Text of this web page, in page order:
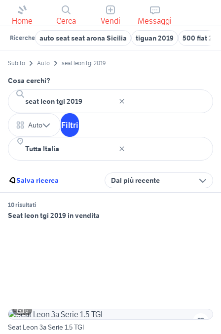
Home Cerca Vendi Messaggi
Ricerche auto seat seat arona Sicilia tiguan 2019 500 fiat
Subito Auto seat leon tgi 2019
Cosa cerchi?
Auto Filtri
Salva ricerca Dal più recente
10 risultati
Seat leon tgi 2019 in vendita
6
Seat Leon 3a Serie 1.5 TGI